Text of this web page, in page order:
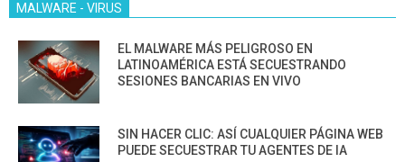
MALWARE - VIRUS
EL MALWARE MÁS PELIGROSO EN
LATINOAMÉRICA ESTÁ SECUESTRANDO
SESIONES BANCARIAS EN VIVO
SIN HACER CLIC: ASÍ CUALQUIER PÁGINA WEB
PUEDE SECUESTRAR TU AGENTES DE IA